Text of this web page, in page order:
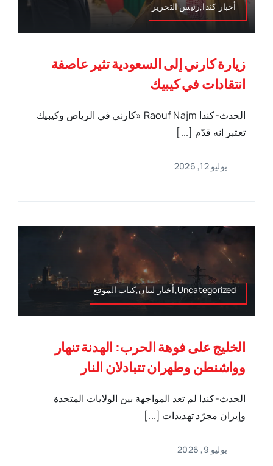
أخبار كندا,رئيس التحرير
زيارة كارني إلى السعودية تثير عاصفة
انتقادات في كيبيك
الحدث-كندا Raouf Najm «كارني في الرياض وكيبيك
تعتبر انه قدّم [...]
يوليو 12, 2026
Uncategorized,أخبار لبنان,كتاب الموقع
الخليج على فوهة الحرب: الهدنة تنهار
وواشنطن وطهران تتبادلان النار
الحدث-كندا لم تعد المواجهة بين الولايات المتحدة
وإيران مجرّد تهديدات [...]
يوليو 9, 2026